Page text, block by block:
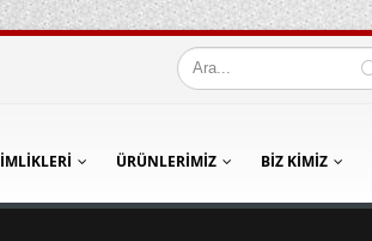
ÜRÜNLERIMIZ BIZ KIMIZ